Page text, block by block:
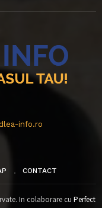
info.ro
CONTACT
In colaborare cu Perfect